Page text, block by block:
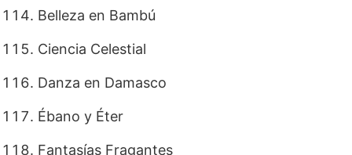
Belleza en Bambú
Ciencia Celestial
Danza en Damasco
Ébano y Éter
Fantasías Fragantes